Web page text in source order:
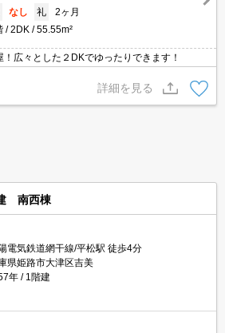
なし 礼
2ヶ月
2DK 55.55m²
！広々とした２DKでゆったりできます！
詳細を見る
南西棟
電気鉄道網干線/平松駅 徒歩4分
県姫路市大津区吉美
年
1階建